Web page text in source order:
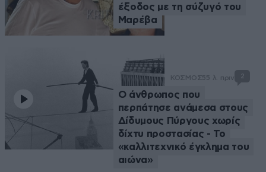
έξοδος με τη σύζυγό του
Μαρέβα
ΚΟΣΜΟΣ55 λ. πριν 2
Ο άνθρωπος που
περπάτησε ανάμεσα στους
Δίδυμους Πύργους χωρίς
δίχτυ προστασίας - Το
«καλλιτεχνικό έγκλημα του
αιώνα»